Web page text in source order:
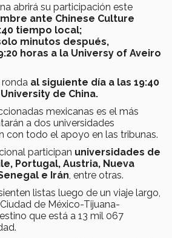
abrirá su participación este
ante Chinese Culture
tiempo local;
minutos después,
horas a la Universy of Aveiro
al siguiente día a las 19:40
de China.
mexicanas es el más
a dos universidades
con todo el apoyo en las tribunas.
participan universidades de
Portugal, Austria, Nueva
e Irán , entre otras.
listas luego de un viaje largo,
de México-Tijuana-
que está a 13 mil 067